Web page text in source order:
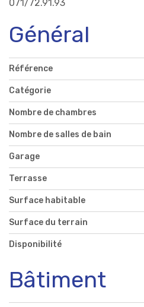
071/72.91.93
Général
Référence
Catégorie
Nombre de chambres
Nombre de salles de bain
Garage
Terrasse
Surface habitable
Surface du terrain
Disponibilité
Bâtiment